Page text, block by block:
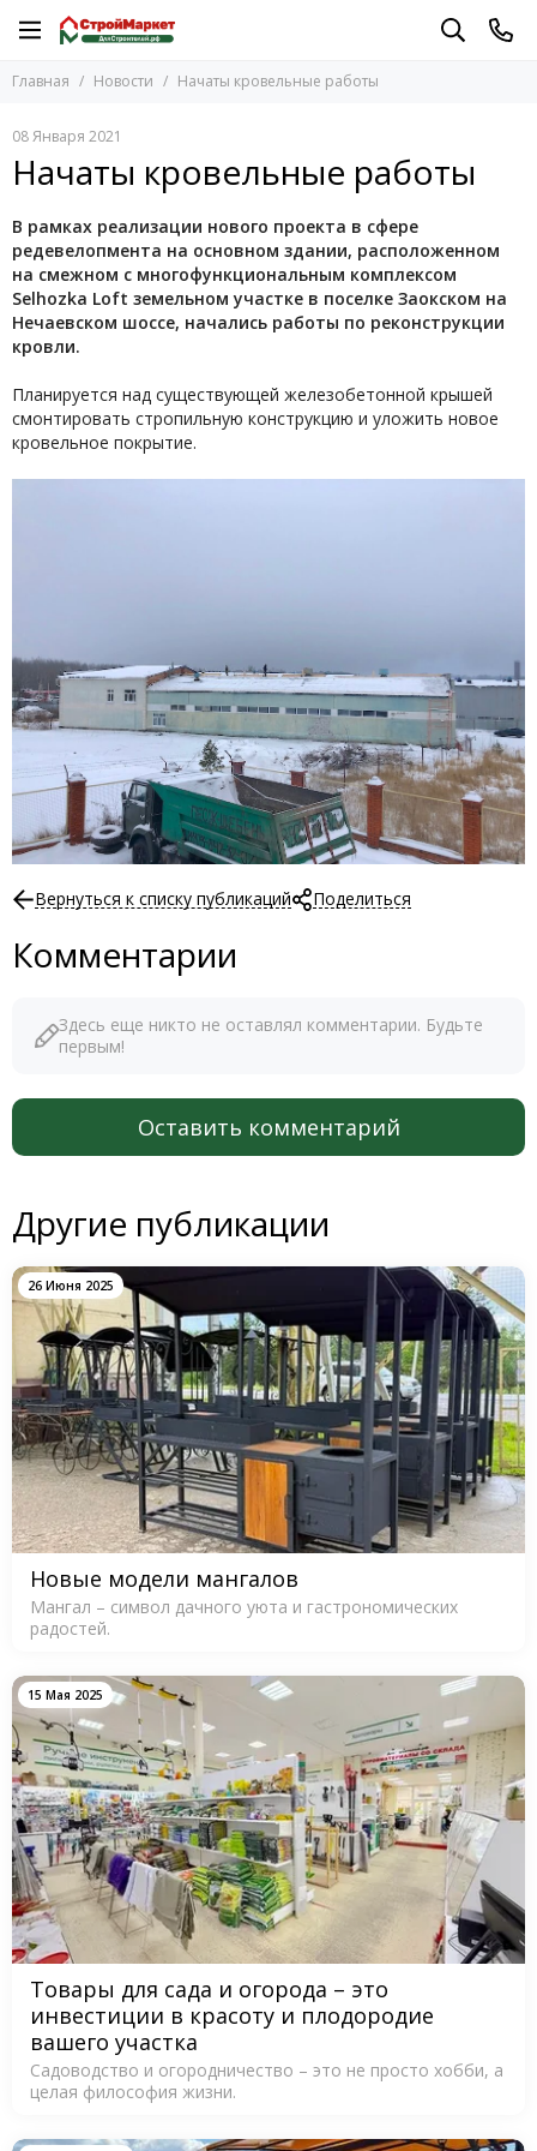
Главная Новости Начаты кровельные работы
08 Января 2021
Начаты кровельные работы
В рамках реализации нового проекта в сфере
редевелопмента на основном здании, расположенном
на смежном с многофункциональным комплексом
Selhozka Loft земельном участке в поселке Заокском на
Нечаевском шоссе, начались работы по реконструкции
кровли.
Планируется над существующей железобетонной крышей
смонтировать стропильную конструкцию и уложить новое
кровельное покрытие.
Вернуться к списку публикаций Поделиться
Комментарии
Здесь еще никто не оставлял комментарии. Будьте
первым!
Оставить комментарий
Другие публикации
26 Июня 2025
Новые модели мангалов
Мангал – символ дачного уюта и гастрономических
радостей.
15 Мая 2025
Товары для сада и огорода – это
инвестиции в красоту и плодородие
вашего участка
Садоводство и огородничество – это не просто хобби, а
целая философия жизни.